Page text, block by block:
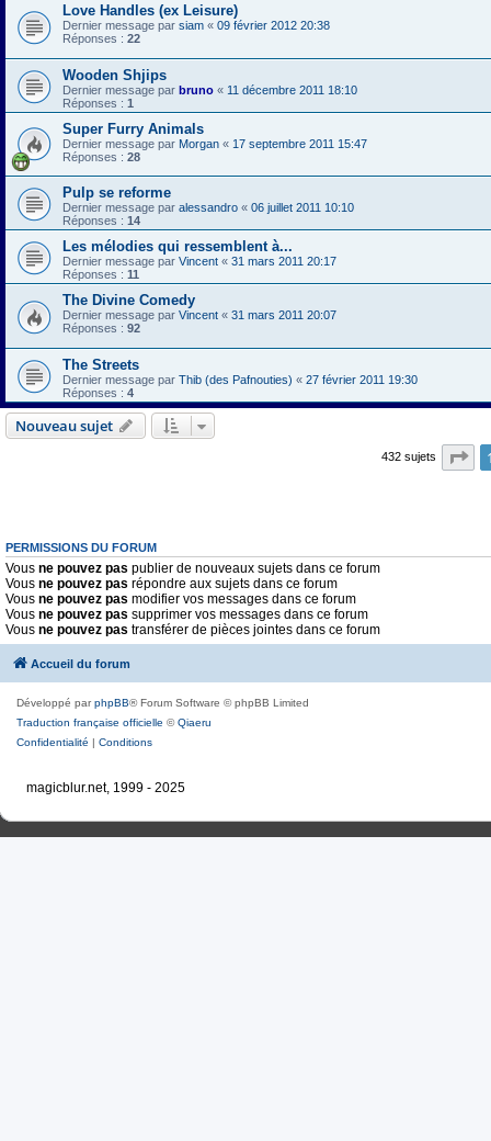
Love Handles (ex Leisure)
Dernier message par siam « 09 février 2012 20:38
Réponses : 22
Wooden Shjips
Dernier message par bruno « 11 décembre 2011 18:10
Réponses : 1
Super Furry Animals
Dernier message par Morgan « 17 septembre 2011 15:47
Réponses : 28
Pulp se reforme
Dernier message par alessandro « 06 juillet 2011 10:10
Réponses : 14
Les mélodies qui ressemblent à...
Dernier message par Vincent « 31 mars 2011 20:17
Réponses : 11
The Divine Comedy
Dernier message par Vincent « 31 mars 2011 20:07
Réponses : 92
The Streets
Dernier message par Thib (des Pafnouties) « 27 février 2011 19:30
Réponses : 4
Nouveau sujet
432 sujets
PERMISSIONS DU FORUM
Vous ne pouvez pas publier de nouveaux sujets dans ce forum
Vous ne pouvez pas répondre aux sujets dans ce forum
Vous ne pouvez pas modifier vos messages dans ce forum
Vous ne pouvez pas supprimer vos messages dans ce forum
Vous ne pouvez pas transférer de pièces jointes dans ce forum
Accueil du forum
Développé parphpBB® Forum Software © phpBB Limited
Traduction française officielle ©Qiaeru
Confidentialité | Conditions
magicblur.net, 1999 - 2025